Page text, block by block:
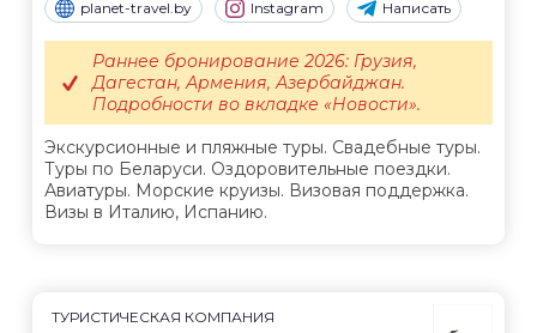
planet-travel.by Instagram Написать
Экскурсионные и пляжные туры. Свадебные туры.
Туры по Беларуси. Оздоровительные поездки.
Авиатуры. Морские круизы. Визовая поддержка.
Визы в Италию, Испанию.
Раннее бронирование 2026: Грузия,
Дагестан, Армения, Азербайджан.
Подробности во вкладке «Новости».
ТУРИСТИЧЕСКАЯ КОМПАНИЯ